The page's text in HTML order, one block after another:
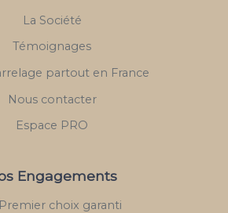
La Société
Témoignages
partout en France
Nous contacter
Espace PRO
Engagements
Premier choix garanti